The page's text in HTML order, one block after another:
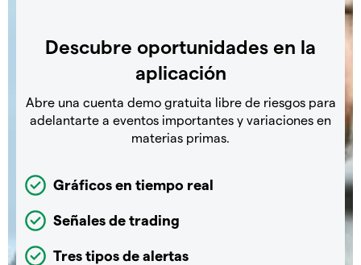
Descubre oportunidades en la
aplicación
Abre una cuenta demo gratuita libre de riesgos para
adelantarte a eventos importantes y variaciones en
materias primas.
Gráficos en tiempo real
Señales de trading
Tres tipos de alertas